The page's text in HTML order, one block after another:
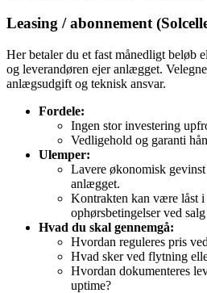
Leasing / abonnement
Her betaler du et fast månedligt beløb
og leverandøren ejer anlægget.
anlægsudgift og teknisk ansvar.
Fordele:
Ingen stor investering
Vedligehold og garanti
Ulemper:
Lavere økonomisk
anlægget.
Kontrakten kan være låst i
ophørsbetingelser ved
Hvad du skal gennemgå:
Hvordan reguleres pris
Hvad sker ved flytning
Hvordan dokumenteres
uptime?